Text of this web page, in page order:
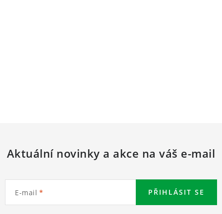
Aktuální novinky a akce na váš e-mail
E-mail PŘIHLÁSIT SE